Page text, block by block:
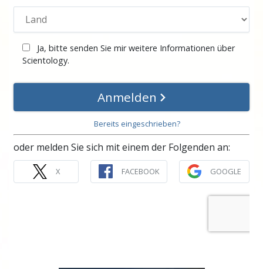
Ja, bitte senden Sie mir weitere Informationen über
Scientology.
Anmelden
Bereits eingeschrieben?
oder melden Sie sich mit einem der Folgenden an:
X FACEBOOK GOOGLE